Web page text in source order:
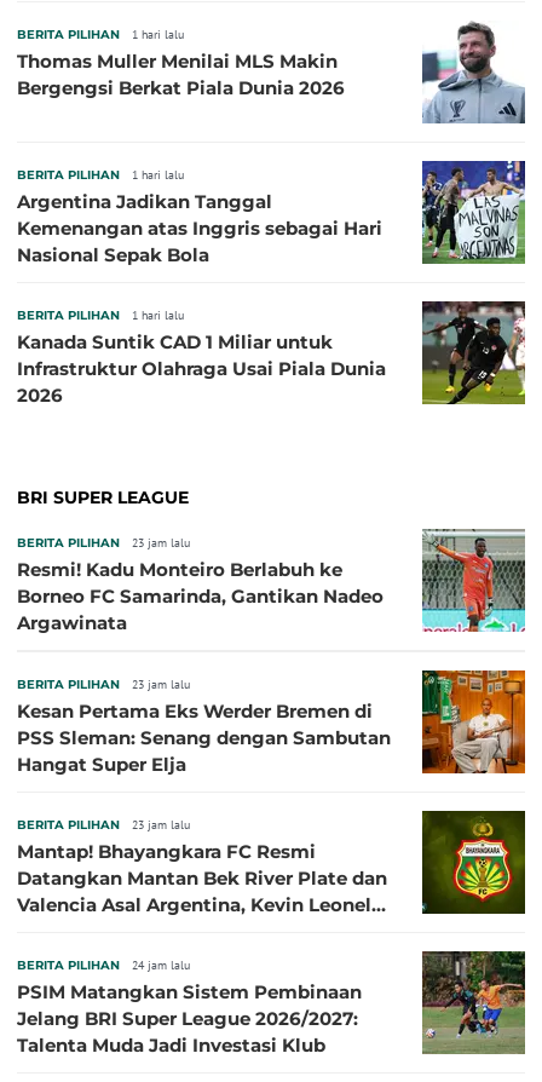
BERITA PILIHAN 1 hari lalu
Thomas Muller Menilai MLS Makin
Bergengsi Berkat Piala Dunia 2026
BERITA PILIHAN 1 hari lalu
Argentina Jadikan Tanggal
Kemenangan atas Inggris sebagai Hari
Nasional Sepak Bola
BERITA PILIHAN 1 hari lalu
Kanada Suntik CAD 1 Miliar untuk
Infrastruktur Olahraga Usai Piala Dunia
2026
BRI SUPER LEAGUE
BERITA PILIHAN 23 jam lalu
Resmi! Kadu Monteiro Berlabuh ke
Borneo FC Samarinda, Gantikan Nadeo
Argawinata
BERITA PILIHAN 23 jam lalu
Kesan Pertama Eks Werder Bremen di
PSS Sleman: Senang dengan Sambutan
Hangat Super Elja
BERITA PILIHAN 23 jam lalu
Mantap! Bhayangkara FC Resmi
Datangkan Mantan Bek River Plate dan
Valencia Asal Argentina, Kevin Leonel
BERITA PILIHAN 24 jam lalu
PSIM Matangkan Sistem Pembinaan
Jelang BRI Super League 2026/2027:
Talenta Muda Jadi Investasi Klub